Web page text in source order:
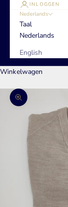
INLOGGEN
Nederlands
Taal
Nederlands
English
Winkelwagen
In-/uitzoomen